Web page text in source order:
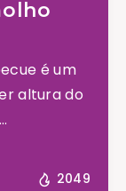
é um
altura do
2049